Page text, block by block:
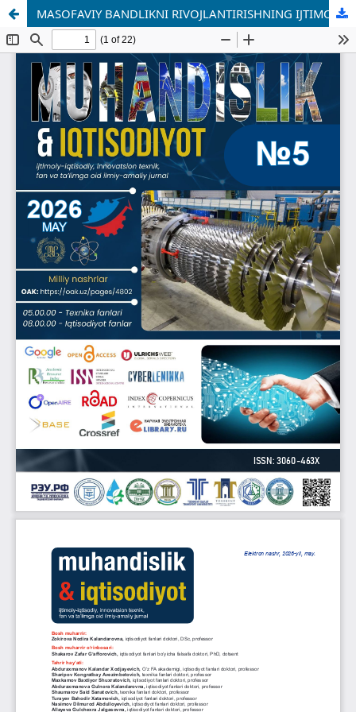
MASOFAVIY BANDLIKNI RIVOJLANTIRISHNING IJTIMOIY-IQTISODIY VA IQTISODIY OMILLARI